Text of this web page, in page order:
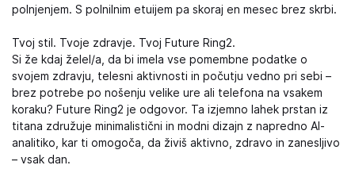
polnjenjem. S polnilnim etuijem pa skoraj en mesec brez skrbi.
Tvoj stil. Tvoje zdravje. Tvoj Future Ring2.
Si že kdaj želel/a, da bi imela vse pomembne podatke o
svojem zdravju, telesni aktivnosti in počutju vedno pri sebi –
brez potrebe po nošenju velike ure ali telefona na vsakem
koraku? Future Ring2 je odgovor. Ta izjemno lahek prstan iz
titana združuje minimalistični in modni dizajn z napredno AI-
analitiko, kar ti omogoča, da živiš aktivno, zdravo in zanesljivo
– vsak dan.